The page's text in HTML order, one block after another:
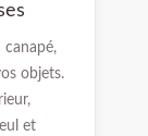
canapé,
objets.
et